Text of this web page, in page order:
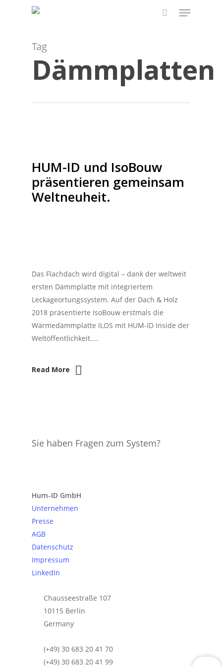
Menu
Tag
Dämmplatten
HUM-ID und IsoBouw
präsentieren gemeinsam
Weltneuheit.
Das Flachdach wird digital – dank der weltweit
ersten Dämmplatte mit integriertem
Leckageortungssystem. Auf der Dach & Holz
2018 präsentierte IsoBouw erstmals die
Wärmedämmplatte ILOS mit HUM-ID Inside der
Weltöffentlichkeit....
Read More
Sie haben Fragen zum System?
Hum-ID GmbH
Unternehmen
Presse
AGB
Datenschutz
Impressum
LinkedIn
Chausseestraße 107
10115 Berlin
Germany
(+49) 30 683 20 41 70
(+49) 30 683 20 41 99